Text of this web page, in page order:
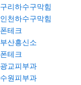
구리하수구막힘
인천하수구막힘
폰테크
부산흥신소
폰테크
광교피부과
수원피부과